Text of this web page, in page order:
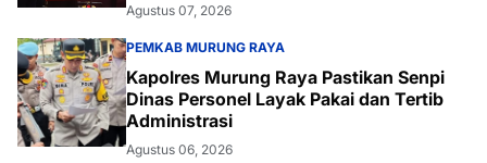
Agustus 07, 2026
PEMKAB MURUNG RAYA
Kapolres Murung Raya Pastikan Senpi
Dinas Personel Layak Pakai dan Tertib
Administrasi
Agustus 06, 2026